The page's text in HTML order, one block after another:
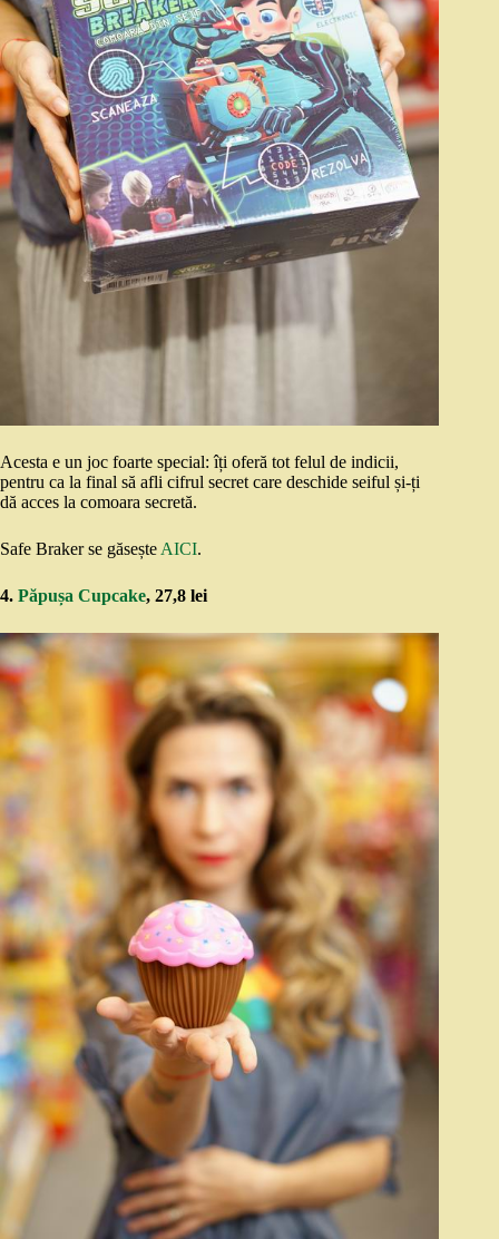
Acesta e un joc foarte special: îți oferă tot felul de indicii,
pentru ca la final să afli cifrul secret care deschide seiful și-ți
dă acces la comoara secretă.
Safe Braker se găsește AICI.
4. Păpușa Cupcake, 27,8 lei